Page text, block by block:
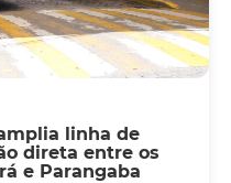
linha de
direta entre os
e Parangaba